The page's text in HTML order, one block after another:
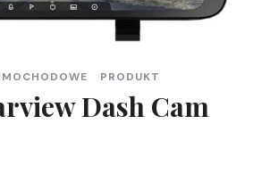
PRODUKT
Dash Cam